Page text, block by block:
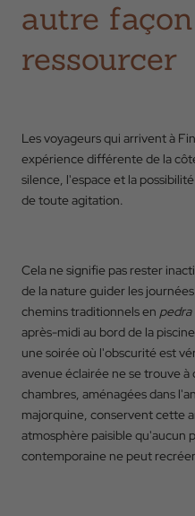
autre
ressourcer
Les voyageurs qui arrivent à
expérience différente de la
silence, l'espace et la
de toute agitation.
Cela ne signifie pas rester
de la nature guider les
chemins traditionnels en pedra
après-midi au bord de la
une soirée où l'obscurité est
avenue éclairée ne se trouve
chambres, aménagées dans
majorquine, conservent cette
atmosphère paisible qu'aucun
contemporaine ne peut